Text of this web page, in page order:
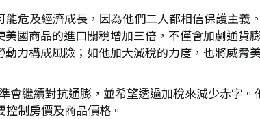
危及經濟成長，因為他們二人都相信保護主義
國商品的進口關稅增加三倍，不僅會加劇通貨
力構成風險；如他加大減稅的力度，也將威脅
繼續對抗通膨，並希望透過加稅來減少赤字。
制房價及商品價格。